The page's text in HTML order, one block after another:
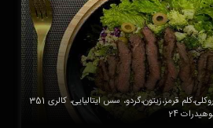
استیک فیله مینیون،، کینوا،کیل،بروکلی،کلم قرمز،زیتون،گردو، سس ایتالیایی، کالری 351